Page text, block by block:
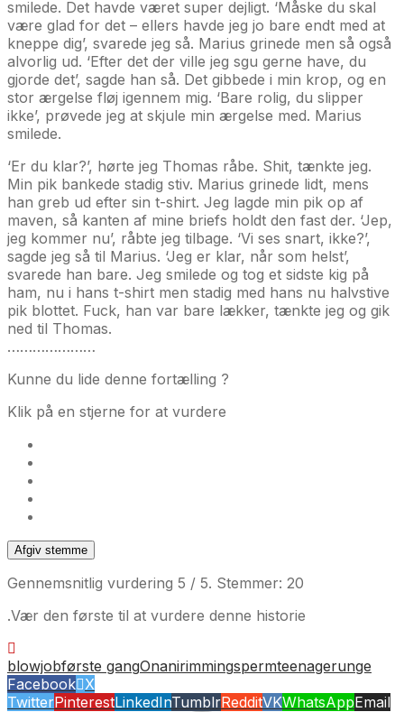
smilede. Det havde været super dejligt. ‘Måske du skal
være glad for det – ellers havde jeg jo bare endt med at
kneppe dig’, svarede jeg så. Marius grinede men så også
alvorlig ud. ‘Efter det der ville jeg sgu gerne have, du
gjorde det’, sagde han så. Det gibbede i min krop, og en
stor ærgelse fløj igennem mig. ‘Bare rolig, du slipper
ikke’, prøvede jeg at skjule min ærgelse med. Marius
smilede.
‘Er du klar?’, hørte jeg Thomas råbe. Shit, tænkte jeg.
Min pik bankede stadig stiv. Marius grinede lidt, mens
han greb ud efter sin t-shirt. Jeg lagde min pik op af
maven, så kanten af mine briefs holdt den fast der. ‘Jep,
jeg kommer nu’, råbte jeg tilbage. ‘Vi ses snart, ikke?’,
sagde jeg så til Marius. ‘Jeg er klar, når som helst’,
svarede han bare. Jeg smilede og tog et sidste kig på
ham, nu i hans t-shirt men stadig med hans nu halvstive
pik blottet. Fuck, han var bare lækker, tænkte jeg og gik
ned til Thomas.
…………………
Kunne du lide denne fortælling ?
Klik på en stjerne for at vurdere
Afgiv stemme
Gennemsnitlig vurdering 5 / 5. Stemmer: 20
.Vær den første til at vurdere denne historie
blowjobførste gangOnanirimmingspermteenagerunge
Facebook X
TwitterPinterestLinkedInTumblrRedditVKWhatsAppEmail